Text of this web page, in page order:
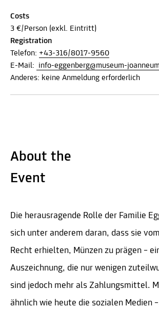
Costs
3 €/Person (exkl. Eintritt)
Registration
Telefon: +43-316/8017-9560
E-Mail:
info-eggenberg@museum-
Anderes: keine Anmeldung erforderlich
About the
Event
Die herausragende Rolle der Familie
sich unter anderem daran, dass sie
Recht erhielten, Münzen zu prägen –
Auszeichnung, die nur wenigen
sind jedoch mehr als Zahlungsmittel.
ähnlich wie heute die sozialen Medien